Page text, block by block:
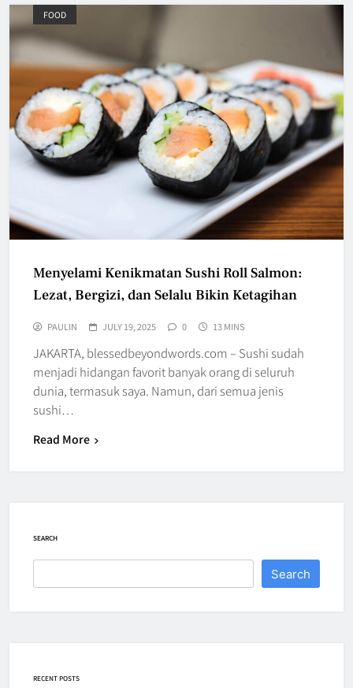
FOOD
Menyelami Kenikmatan Sushi Roll Salmon:
Lezat, Bergizi, dan Selalu Bikin Ketagihan
PAULIN JULY 19, 2025 0 13 MINS
JAKARTA, blessedbeyondwords.com – Sushi sudah
menjadi hidangan favorit banyak orang di seluruh
dunia, termasuk saya. Namun, dari semua jenis
sushi…
Read More
SEARCH
Search
RECENT POSTS